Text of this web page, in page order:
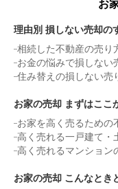
お
理由別 損しない売却の
相続した不動産の売り
お金の悩みで損しない
住み替えの損しない売
お家の売却 まずはここ
お家を高く売るための
高く売れる一戸建て・
高く売れるマンション
お家の売却 こんなとき